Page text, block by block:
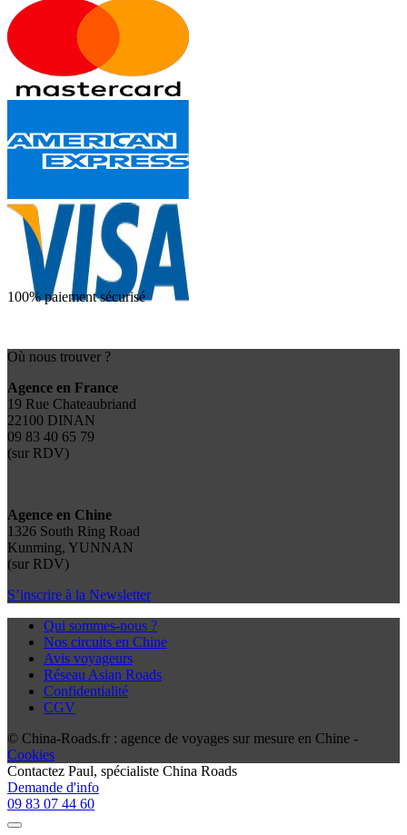
100% paiement sécurisé
Où nous trouver ?
Agence en France
19 Rue Chateaubriand
22100 DINAN
09 83 40 65 79
(sur RDV)
Agence en Chine
1326 South Ring Road
Kunming, YUNNAN
(sur RDV)
S’inscrire à la Newsletter
Qui sommes-nous ?
Nos circuits en Chine
Avis voyageurs
Réseau Asian Roads
Confidentialité
CGV
© China-Roads.fr : agence de voyages sur mesure en Chine -
Cookies
Contactez Paul, spécialiste China Roads
Demande d'info
09 83 07 44 60